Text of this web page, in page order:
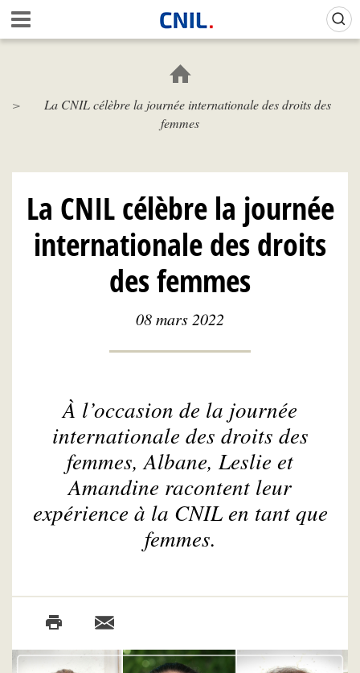
Aller
au
contenu
c
i
N
La CNIL célèbre la journée internationale des droits des
femmes
La CNIL célèbre la journée
internationale des droits
des femmes
08 mars 2022
À l’occasion de la journée
internationale des droits des
femmes, Albane, Leslie et
Amandine racontent leur
expérience à la CNIL en tant que
femmes.
Gestion de vos préférences sur les cookies (témoins de connexion)